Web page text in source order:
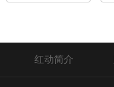
红动简介